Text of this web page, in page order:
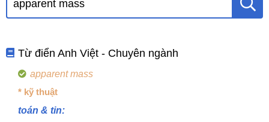
Từ điển Anh Việt - Chuyên ngành
apparent mass
* kỹ thuật
toán & tin: